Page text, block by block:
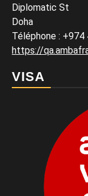
Diplomatic St
Doha
Téléphone : +974
https://
VISA